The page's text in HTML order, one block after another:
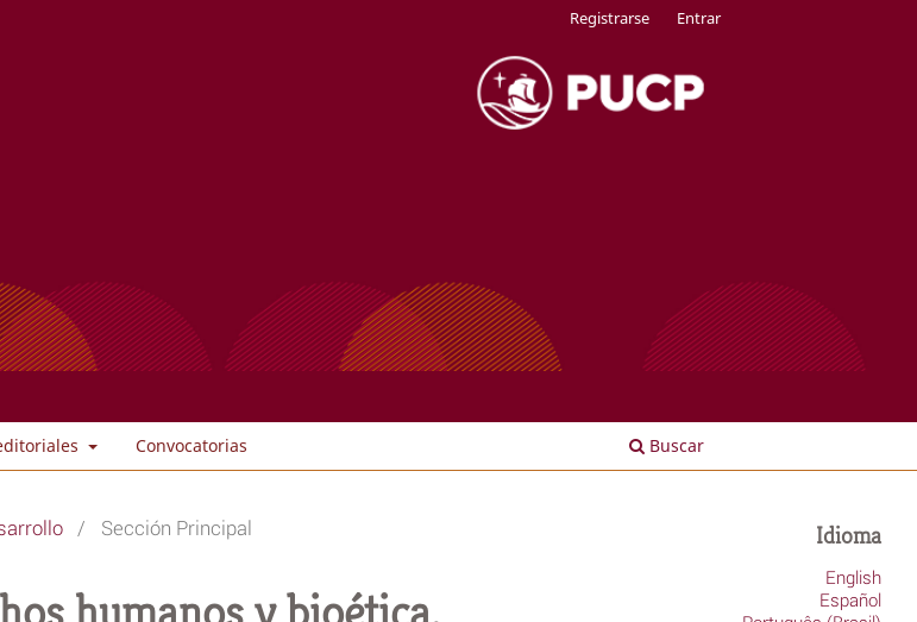
Convocatorias Buscar
Registrarse Entrar
/ Sección Principal Idioma
English
Español